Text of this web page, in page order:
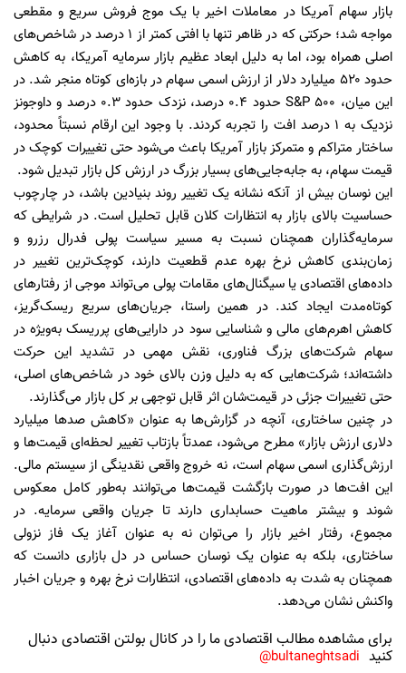
بازار سهام آمریکا در معاملات اخیر با یک موج فروش سریع و مقطعی
مواجه شد؛ حرکتی که در ظاهر تنها با افتی کمتر از ۱ درصد در شاخص‌های
اصلی همراه بود، اما به دلیل ابعاد عظیم بازار سرمایه آمریکا، به کاهش
حدود ۵۲۰ میلیارد دلار از ارزش اسمی سهام در بازه‌ای کوتاه منجر شد. در
این میان، S&P 500 حدود ۰.۴ درصد، نزدک حدود ۰.۳ درصد و داوجونز
نزدیک به ۱ درصد افت را تجربه کردند. با وجود این ارقام نسبتاً محدود،
ساختار متراکم و متمرکز بازار آمریکا باعث می‌شود حتی تغییرات کوچک در
قیمت سهام، به جابه‌جایی‌های بسیار بزرگ در ارزش کل بازار تبدیل شود.
این نوسان بیش از آنکه نشانه یک تغییر روند بنیادین باشد، در چارچوب
حساسیت بالای بازار به انتظارات کلان قابل تحلیل است. در شرایطی که
سرمایه‌گذاران همچنان نسبت به مسیر سیاست پولی فدرال رزرو و
زمان‌بندی کاهش نرخ بهره عدم قطعیت دارند، کوچک‌ترین تغییر در
داده‌های اقتصادی یا سیگنال‌های مقامات پولی می‌تواند موجی از رفتارهای
کوتاه‌مدت ایجاد کند. در همین راستا، جریان‌های سریع ریسک‌گریز،
کاهش اهرم‌های مالی و شناسایی سود در دارایی‌های پرریسک به‌ویژه در
سهام شرکت‌های بزرگ فناوری، نقش مهمی در تشدید این حرکت
داشته‌اند؛ شرکت‌هایی که به دلیل وزن بالای خود در شاخص‌های اصلی،
حتی تغییرات جزئی در قیمت‌شان اثر قابل توجهی بر کل بازار می‌گذارند.
در چنین ساختاری، آنچه در گزارش‌ها به عنوان «کاهش صدها میلیارد
دلاری ارزش بازار» مطرح می‌شود، عمدتاً بازتاب تغییر لحظه‌ای قیمت‌ها و
ارزش‌گذاری اسمی سهام است، نه خروج واقعی نقدینگی از سیستم مالی.
این افت‌ها در صورت بازگشت قیمت‌ها می‌توانند به‌طور کامل معکوس
شوند و بیشتر ماهیت حسابداری دارند تا جریان واقعی سرمایه. در
مجموع، رفتار اخیر بازار را می‌توان نه به عنوان آغاز یک فاز نزولی
ساختاری، بلکه به عنوان یک نوسان حساس در دل بازاری دانست که
همچنان به شدت به داده‌های اقتصادی، انتظارات نرخ بهره و جریان اخبار
واکنش نشان می‌دهد.
برای مشاهده مطالب اقتصادی ما را در کانال بولتن اقتصادی دنبال
کنید bultaneghtsadi@